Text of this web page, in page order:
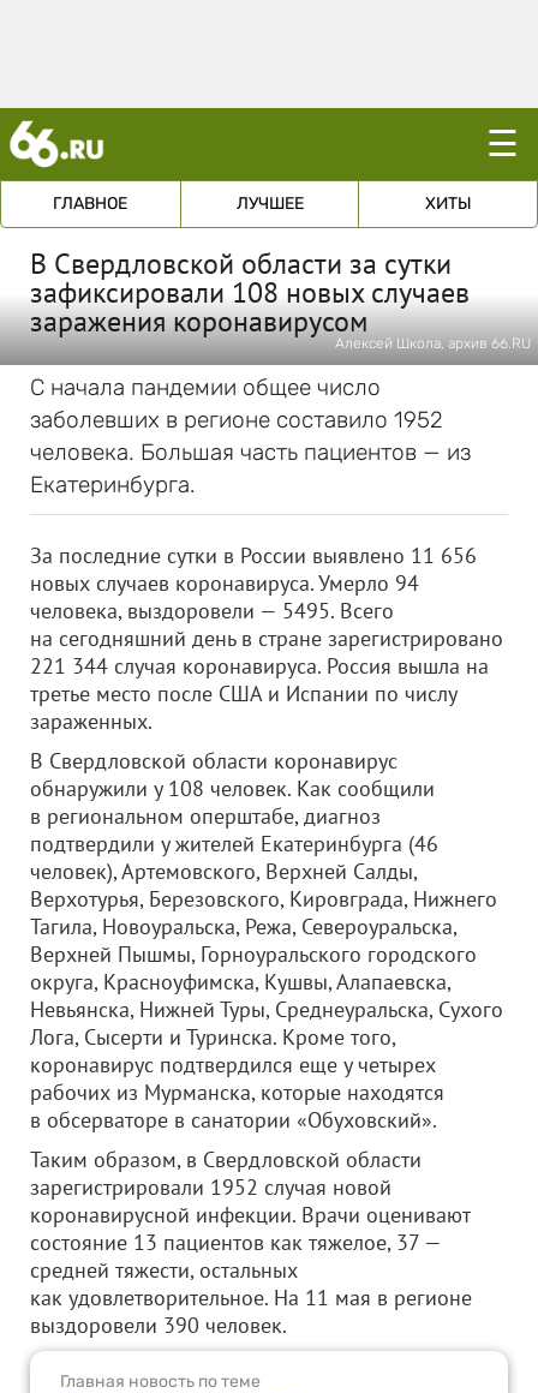
☰
ГЛАВНОЕ ЛУЧШЕЕ ХИТЫ
В Свердловской области за сутки
зафиксировали 108 новых случаев
заражения коронавирусом
Алексей Школа, архив 66.RU
С начала пандемии общее число
заболевших в регионе составило 1952
человека. Большая часть пациентов — из
Екатеринбурга.
За последние сутки в России выявлено 11 656
новых случаев коронавируса. Умерло 94
человека, выздоровели — 5495. Всего
на сегодняшний день в стране зарегистрировано
221 344 случая коронавируса. Россия вышла на
третье место после США и Испании по числу
зараженных.
В Свердловской области коронавирус
обнаружили у 108 человек. Как сообщили
в региональном оперштабе, диагноз
подтвердили у жителей Екатеринбурга (46
человек), Артемовского, Верхней Салды,
Верхотурья, Березовского, Кировграда, Нижнего
Тагила, Новоуральска, Режа, Североуральска,
Верхней Пышмы, Горноуральского городского
округа, Красноуфимска, Кушвы, Алапаевска,
Невьянска, Нижней Туры, Среднеуральска, Сухого
Лога, Сысерти и Туринска. Кроме того,
коронавирус подтвердился еще у четырех
рабочих из Мурманска, которые находятся
в обсерваторе в санатории «Обуховский».
Таким образом, в Свердловской области
зарегистрировали 1952 случая новой
коронавирусной инфекции. Врачи оценивают
состояние 13 пациентов как тяжелое, 37 —
средней тяжести, остальных
как удовлетворительное. На 11 мая в регионе
выздоровели 390 человек.
Главная новость по теме